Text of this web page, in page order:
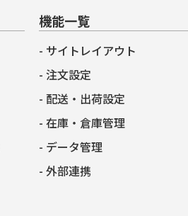
機能一覧
サイトレイアウト
注文設定
配送・出荷設定
在庫・倉庫管理
データ管理
外部連携